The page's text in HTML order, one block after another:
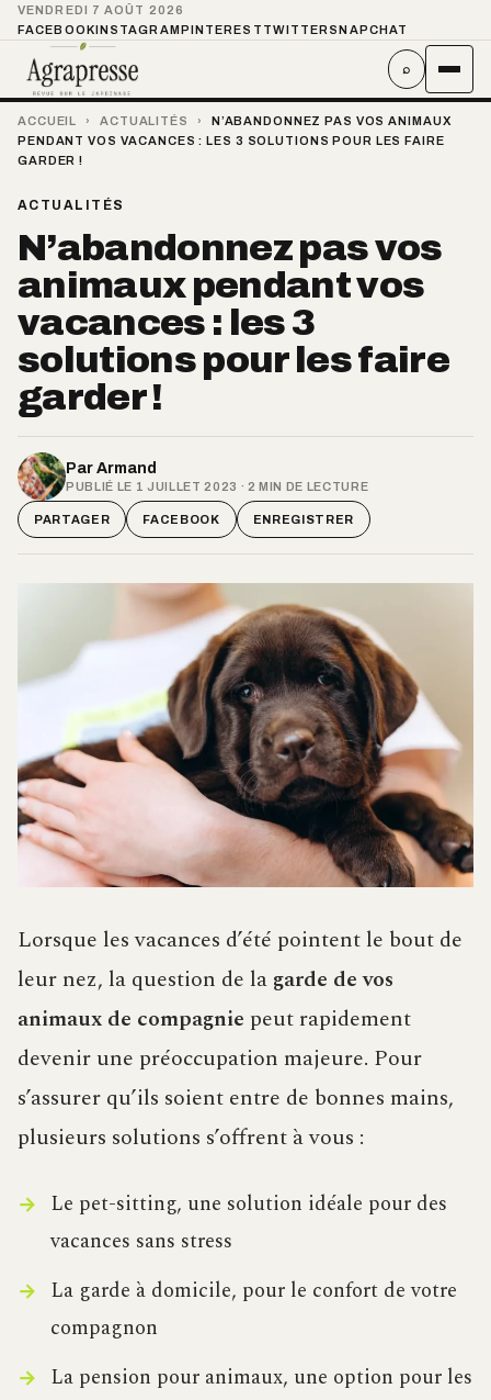
VENDREDI 7 AOÛT 2026
FACEBOOKINSTAGRAMPINTEREST TWITTER SNAPCHAT
⌕
ACCUEIL › ACTUALITÉS ›
N’ABANDONNEZ PAS VOS ANIMAUX
PENDANT VOS VACANCES : LES 3 SOLUTIONS POUR LES FAIRE
GARDER !
ACTUALITÉS
N’abandonnez pas vos
animaux pendant vos
vacances : les 3
solutions pour les faire
garder !
Par Armand
PUBLIÉ LE 1 JUILLET 2023 · 2 MIN DE LECTURE
PARTAGER FACEBOOK ENREGISTRER
Lorsque les vacances d’été pointent le bout de
leur nez, la question de la garde de vos
animaux de compagnie peut rapidement
devenir une préoccupation majeure. Pour
s’assurer qu’ils soient entre de bonnes mains,
plusieurs solutions s’offrent à vous :
Le pet-sitting, une solution idéale pour des
vacances sans stress
La garde à domicile, pour le confort de votre
compagnon
La pension pour animaux, une option pour les